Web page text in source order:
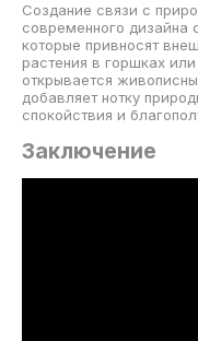
Создание связи с
современного дизайна
которые привносят
растения в горшках
открывается
добавляет нотку
спокойствия и
Заключение